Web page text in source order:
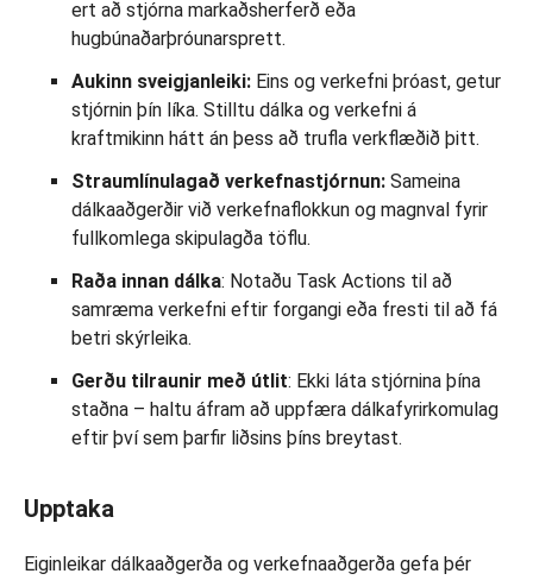
ert að stjórna markaðsherferð eða
hugbúnaðarþróunarsprett.
Aukinn sveigjanleiki: Eins og verkefni þróast, getur
stjórnin þín líka. Stilltu dálka og verkefni á
kraftmikinn hátt án þess að trufla verkflæðið þitt.
Straumlínulagað verkefnastjórnun: Sameina
dálkaaðgerðir við verkefnaflokkun og magnval fyrir
fullkomlega skipulagða töflu.
Raða innan dálka: Notaðu Task Actions til að
samræma verkefni eftir forgangi eða fresti til að fá
betri skýrleika.
Gerðu tilraunir með útlit: Ekki láta stjórnina þína
staðna – haltu áfram að uppfæra dálkafyrirkomulag
eftir því sem þarfir liðsins þíns breytast.
Upptaka
Eiginleikar dálkaaðgerða og verkefnaaðgerða gefa þér